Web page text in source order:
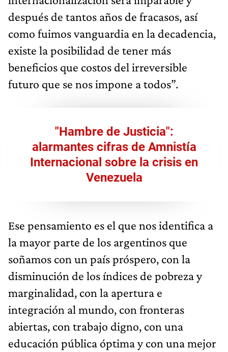
después de tantos años de fracasos, así
como fuimos vanguardia en la decadencia,
existe la posibilidad de tener más
beneficios que costos del irreversible
futuro que se nos impone a todos”.
"Hambre de Justicia":
alarmantes cifras de Amnistía
Internacional sobre la crisis en
Venezuela
Ese pensamiento es el que nos identifica a
la mayor parte de los argentinos que
soñamos con un país próspero, con la
disminución de los índices de pobreza y
marginalidad, con la apertura e
integración al mundo, con fronteras
abiertas, con trabajo digno, con una
educación pública óptima y con una mejor